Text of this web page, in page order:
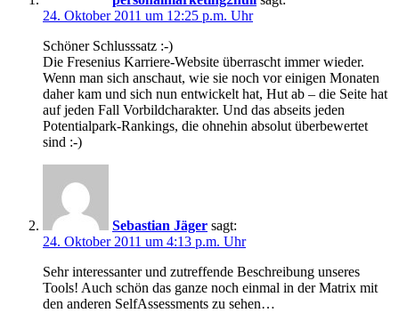
24. Oktober 2011 um 12:25 p.m. Uhr
Schöner Schlusssatz :-)
Die Fresenius Karriere-Website überrascht immer wieder.
Wenn man sich anschaut, wie sie noch vor einigen Monaten
daher kam und sich nun entwickelt hat, Hut ab – die Seite hat
auf jeden Fall Vorbildcharakter. Und das abseits jeden
Potentialpark-Rankings, die ohnehin absolut überbewertet
sind :-)
Sebastian Jäger sagt:
24. Oktober 2011 um 4:13 p.m. Uhr
Sehr interessanter und zutreffende Beschreibung unseres
Tools! Auch schön das ganze noch einmal in der Matrix mit
den anderen SelfAssessments zu sehen…